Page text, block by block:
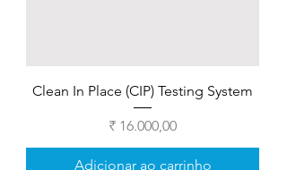
Clean In Place (CIP) Testing System
Preço
₹ 16.000,00
Adicionar ao carrinho